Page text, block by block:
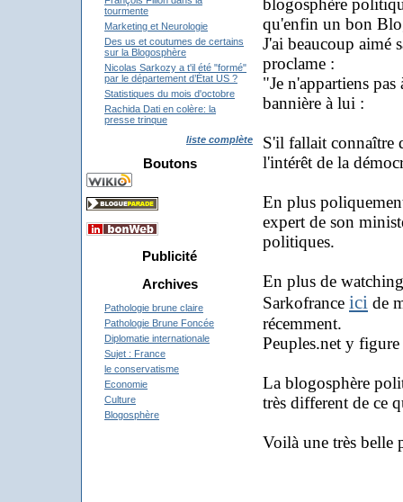
tourmente
Marketing et Neurologie
Des us et coutumes de certains
sur la Blogosphère
Nicolas Sarkozy a t'il été "formé"
par le département d’État US ?
Statistiques du mois d'octobre
Rachida Dati en colère: la
presse trinque
liste complète
Boutons
Publicité
Archives
Pathologie brune claire
Pathologie Brune Foncée
Diplomatie internationale
Sujet : France
le conservatisme
Economie
Culture
Blogosphère
blogosphère
qu'enfin un bon
J'ai beaucoup aimé
proclame :
"Je n'appartiens
bannière à lui :
S'il fallait connaître
l'intérêt de la
En plus
expert de son
politiques.
En plus de
Sarkofrance ici de
récemment.
Peuples.net y
La blogosphère
très different de ce
Voilà une très belle